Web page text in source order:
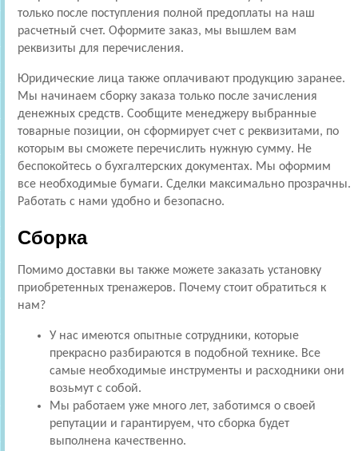
только после поступления полной предоплаты на наш
расчетный счет. Оформите заказ, мы вышлем вам
реквизиты для перечисления.
Юридические лица также оплачивают продукцию заранее.
Мы начинаем сборку заказа только после зачисления
денежных средств. Сообщите менеджеру выбранные
товарные позиции, он сформирует счет с реквизитами, по
которым вы сможете перечислить нужную сумму. Не
беспокойтесь о бухгалтерских документах. Мы оформим
все необходимые бумаги. Сделки максимально прозрачны.
Работать с нами удобно и безопасно.
Сборка
Помимо доставки вы также можете заказать установку
приобретенных тренажеров. Почему стоит обратиться к
нам?
У нас имеются опытные сотрудники, которые
прекрасно разбираются в подобной технике. Все
самые необходимые инструменты и расходники они
возьмут с собой.
Мы работаем уже много лет, заботимся о своей
репутации и гарантируем, что сборка будет
выполнена качественно.